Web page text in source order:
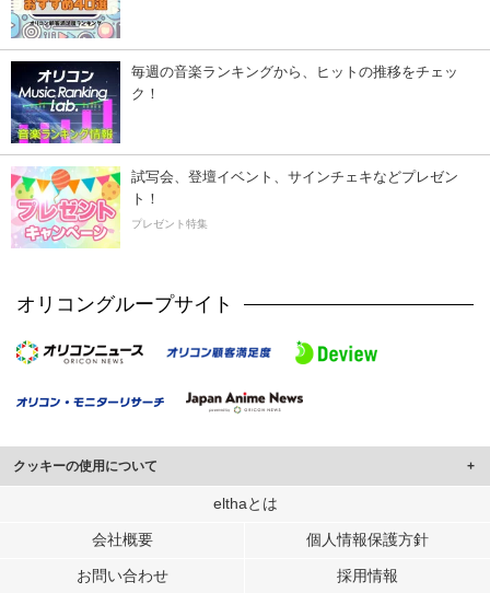
毎週の音楽ランキングから、ヒットの推移をチェッ
ク！
試写会、登壇イベント、サインチェキなどプレゼン
ト！
プレゼント特集
オリコングループサイト
クッキーの使用について
このサイトでは Cookie を使用して、ユーザーに合わせたコンテンツや広告の
行っています。
メディアや広告配信、データ解析の各パートナーに提供しています。
elthaとは
会社概要 個人情報保護方針
お問い合わせ 採用情報